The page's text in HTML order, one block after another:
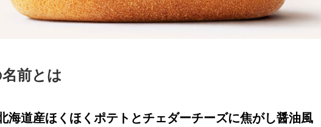
前とは
海道産ほくほくポテトとチェダーチーズに焦がし醤油風